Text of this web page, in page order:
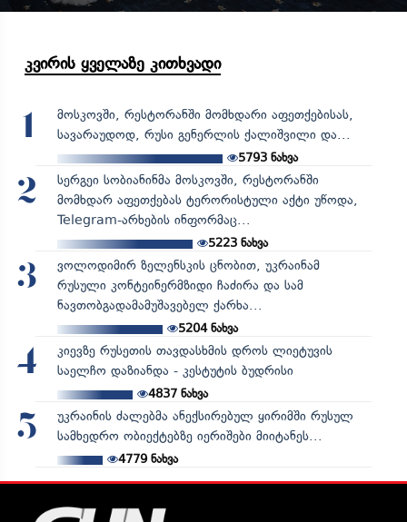
კვირის ყველაზე კითხვადი
1
მოსკოვში, რესტორანში მომხდარი აფეთქებისას,
სავარაუდოდ, რუსი გენერლის ქალიშვილი და...
5793 ნახვა
2
სერგეი სობიანინმა მოსკოვში, რესტორანში
მომხდარ აფეთქებას ტერორისტული აქტი უწოდა,
Telegram-არხების ინფორმაც...
5223ნახვა
3
ვოლოდიმირ ზელენსკის ცნობით, უკრაინამ
რუსული კონტეინერმზიდი ჩაძირა და სამ
ნავთობგადამამუშავებელ ქარხა...
5204ნახვა
4
კიევზე რუსეთის თავდასხმის დროს ლიეტუვის
საელჩო დაზიანდა - კესტუტის ბუდრისი
4837ნახვა
5
უკრაინის ძალებმა ანექსირებულ ყირიმში რუსულ
სამხედრო ობიექტებზე იერიშები მიიტანეს...
4779ნახვა